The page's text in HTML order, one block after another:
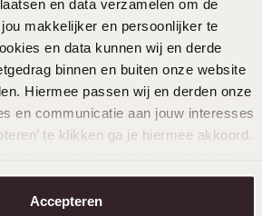
en data verzamelen om de
makkelijker en persoonlijker te
en data kunnen wij en derde
binnen en buiten onze website
Hiermee passen wij en derden onze
en communicatie aan jouw interesses
te klikken ga je hiermee akkoord.
.
Accepteren
585 Gold, Fantasie,
auch